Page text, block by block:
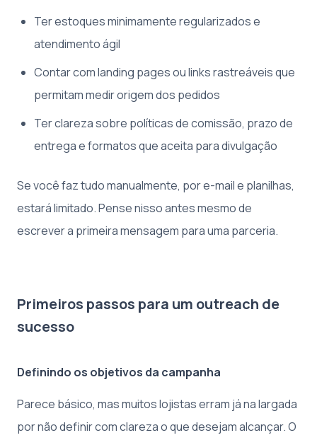
Ter estoques minimamente regularizados e
atendimento ágil
Contar com landing pages ou links rastreáveis que
permitam medir origem dos pedidos
Ter clareza sobre políticas de comissão, prazo de
entrega e formatos que aceita para divulgação
Se você faz tudo manualmente, por e-mail e planilhas,
estará limitado. Pense nisso antes mesmo de
escrever a primeira mensagem para uma parceria.
Primeiros passos para um outreach de
sucesso
Definindo os objetivos da campanha
Parece básico, mas muitos lojistas erram já na largada
por não definir com clareza o que desejam alcançar. O